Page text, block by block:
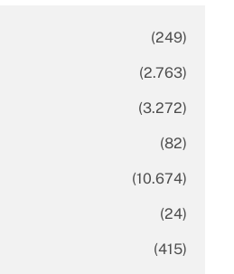
(249)
(2.763)
(3.272)
(82)
(10.674)
(24)
(415)